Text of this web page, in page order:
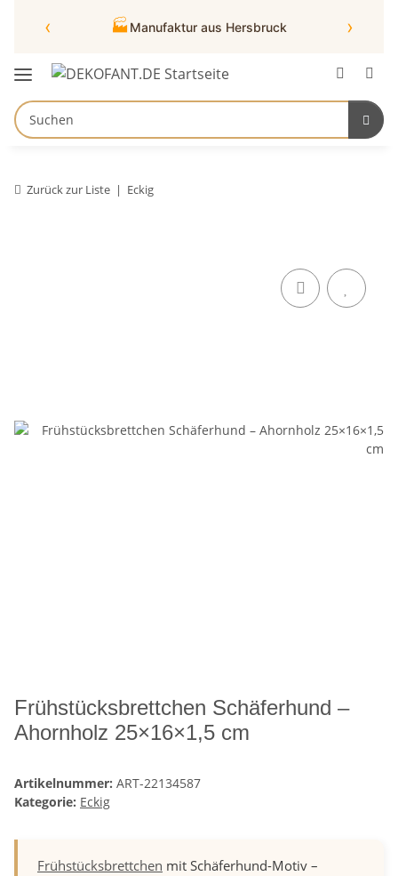
‹ 🏭 Manufaktur aus Hersbruck ›
Zurück zur Liste Eckig
Frühstücksbrettchen Schäferhund –
Ahornholz 25×16×1,5 cm
Artikelnummer: ART-22134587
Kategorie: Eckig
Frühstücksbrettchen mit Schäferhund-Motiv –